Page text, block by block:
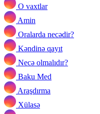
O vaxtlar
Amin
Oralarda necədir?
Kəndinə qayıt
Necə olmalıdır?
Baku Med
Araşdırma
Xülasə